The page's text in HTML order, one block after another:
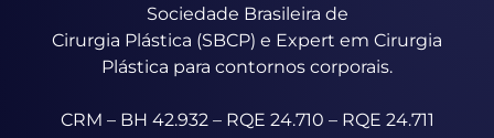
Sociedade Brasileira de
Cirurgia Plástica (SBCP) e Expert em Cirurgia
Plástica para contornos corporais.
CRM – BH 42.932 – RQE 24.710 – RQE 24.711